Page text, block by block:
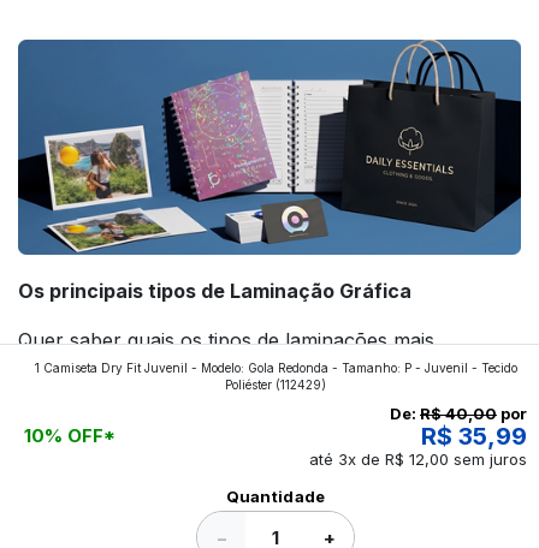
Os principais tipos de Laminação Gráfica
Quer saber quais os tipos de laminações mais
aplicados nos impressos da gráfica FuturaIM? Então,
continue a leitura que vamos revelar para você!
1 Camiseta Dry Fit Juvenil - Modelo: Gola Redonda - Tamanho: P - Juvenil - Tecido
Poliéster (112429)
10% OFF*
De: R$ 40,00 por
R$ 35,99
até 3x de R$ 12,00 sem juros
Quantidade
− +